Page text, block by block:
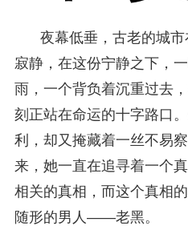
夜幕低垂，古老的城
寂静，在这份宁静之下，
雨，一个背负着沉重过去
刻正站在命运的十字路口
利，却又掩藏着一丝不易
来，她一直在追寻着一个
相关的真相，而这个真相
随形的男人——老黑。